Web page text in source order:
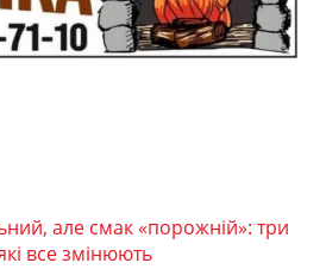
але смак «порожній»: три
все змінюють